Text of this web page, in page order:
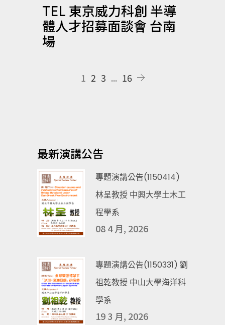
TEL 東京威力科創 半導
體人才招募面談會 台南
場
1 2 3 ... 16
最新演講公告
專題演講公告(1150414)
林呈教授 中興大學土木工
程學系
08 4 月, 2026
專題演講公告(1150331) 劉
祖乾教授 中山大學海洋科
學系
19 3 月, 2026